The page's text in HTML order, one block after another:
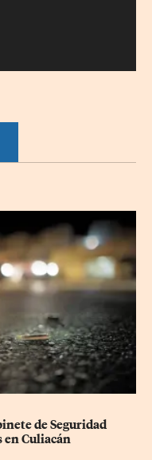
de Seguridad
en Culiacán